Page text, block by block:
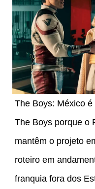
The Boys: México
The Boys porque o
mantêm o projeto
roteiro em
franquia fora dos